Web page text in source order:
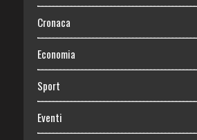
Cronaca
Economia
Sport
Eventi